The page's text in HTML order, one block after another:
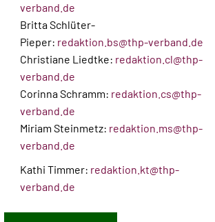
verband.de
Britta Schlüter-
Pieper: redaktion.bs@thp-verband.de
Christiane Liedtke: redaktion.cl@thp-
verband.de
Corinna Schramm: redaktion.cs@thp-
verband.de
Miriam Steinmetz: redaktion.ms@thp-
verband.de
Kathi Timmer: redaktion.kt@thp-
verband.de